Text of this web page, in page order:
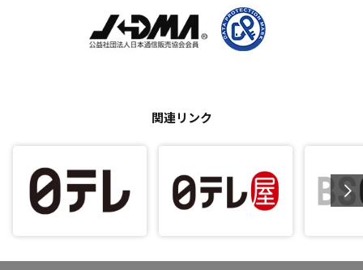
関連リンク